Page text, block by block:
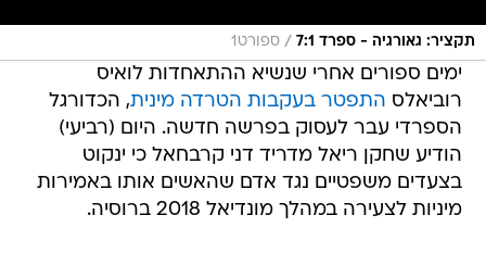
תקציר: גאורגיה - ספרד 7:1 / ספורט1
ימים ספורים אחרי שנשיא ההתאחדות לואיס
רוביאלס התפטר בעקבות הטרדה מינית, הכדורגל
הספרדי עבר לעסוק בפרשה חדשה. היום (רביעי)
הודיע שחקן ריאל מדריד דני קרבחאל כי ינקוט
בצעדים משפטיים נגד אדם שהאשים אותו באמירות
מיניות לצעירה במהלך מונדיאל 2018 ברוסיה.